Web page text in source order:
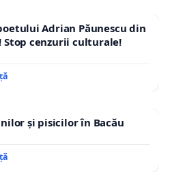
Adrian Păunescu din
Stop cenzurii culturale!
și pisicilor în Bacău